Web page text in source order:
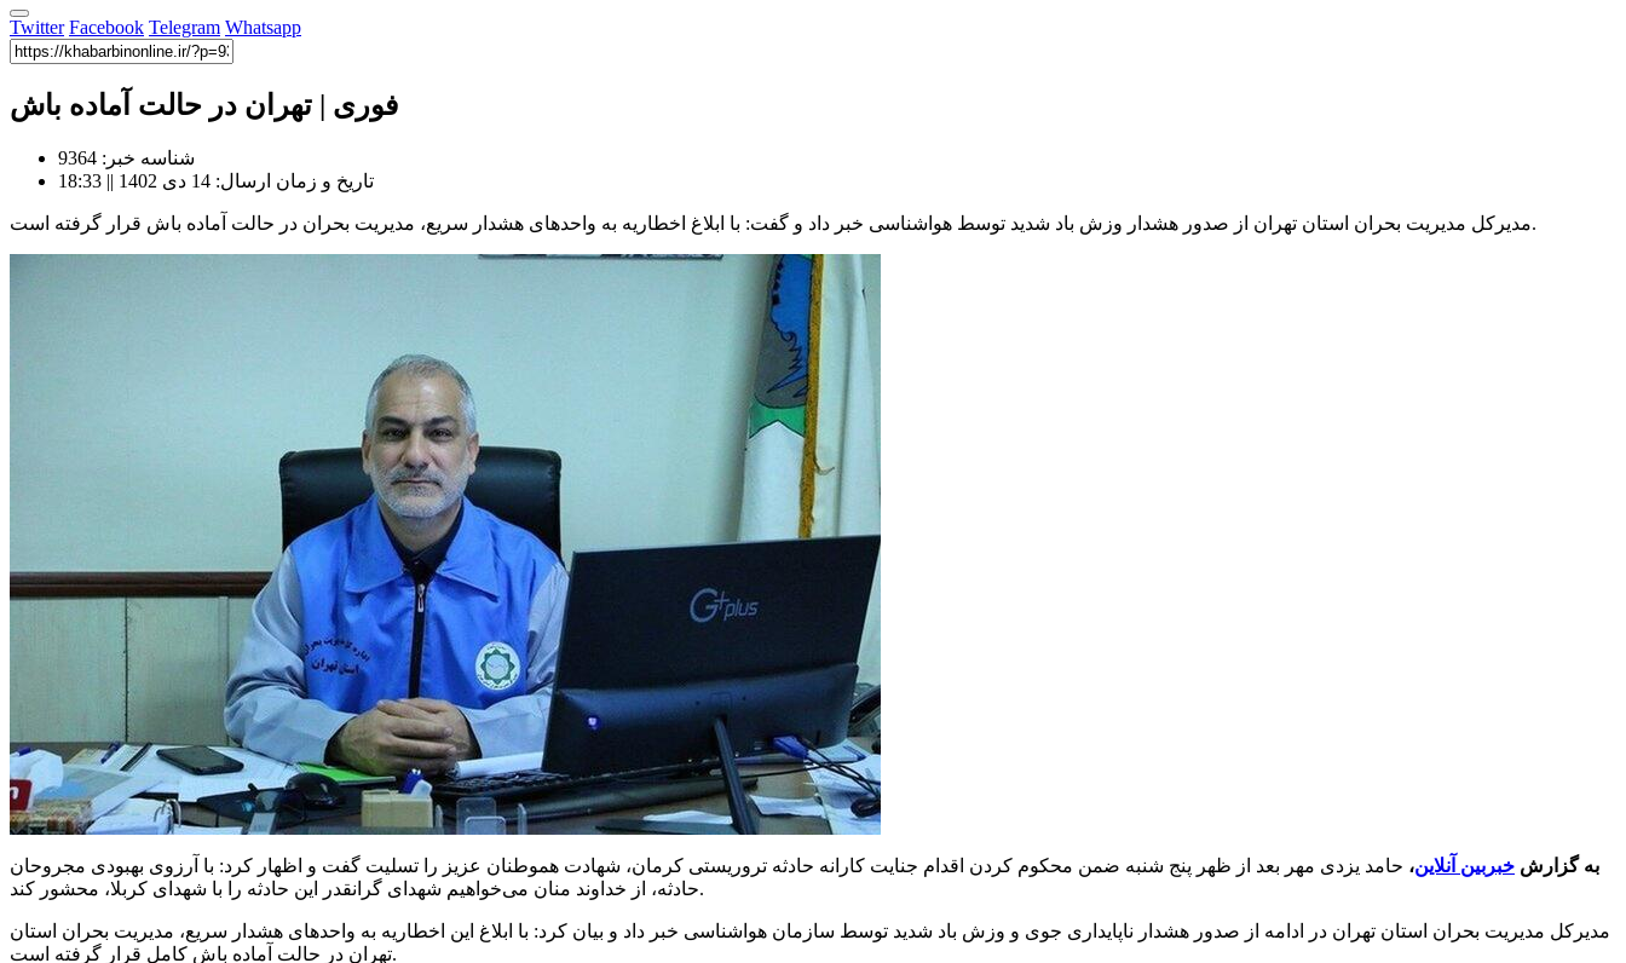
Twitter Facebook Telegram Whatsapp
فوری | تهران در حالت آماده باش
شناسه خبر: 9364
تاریخ و زمان ارسال: 14 دی 1402 || 18:33
مدیرکل مدیریت بحران استان تهران از صدور هشدار وزش باد شدید توسط هواشناسی خبر داد و گفت: با ابلاغ اخطاریه به واحد‌های هشدار سریع، مدیریت بحران در حالت آماده باش قرار گرفته است.
به گزارش خبربین آنلاین، حامد یزدی مهر بعد از ظهر پنج شنبه ضمن محکوم کردن اقدام جنایت کارانه حادثه تروریستی کرمان، شهادت هموطنان عزیز را تسلیت گفت و اظهار کرد: با آرزوی بهبودی مجروحان
حادثه، از خداوند منان می‌خواهیم شهدای گرانقدر این حادثه را با شهدای کربلا، محشور کند.
مدیرکل مدیریت بحران استان تهران در ادامه از صدور هشدار ناپایداری جوی و وزش باد شدید توسط سازمان هواشناسی خبر داد و بیان کرد: با ابلاغ این اخطاریه به واحدهای هشدار سریع، مدیریت بحران استان
تهران در حالت آماده باش کامل قرار گرفته است.